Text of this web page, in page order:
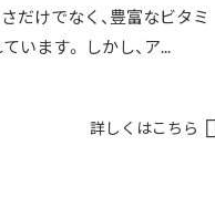
だけでなく、豊富なビタミ
います。 しかし、ア...
詳しくはこちら